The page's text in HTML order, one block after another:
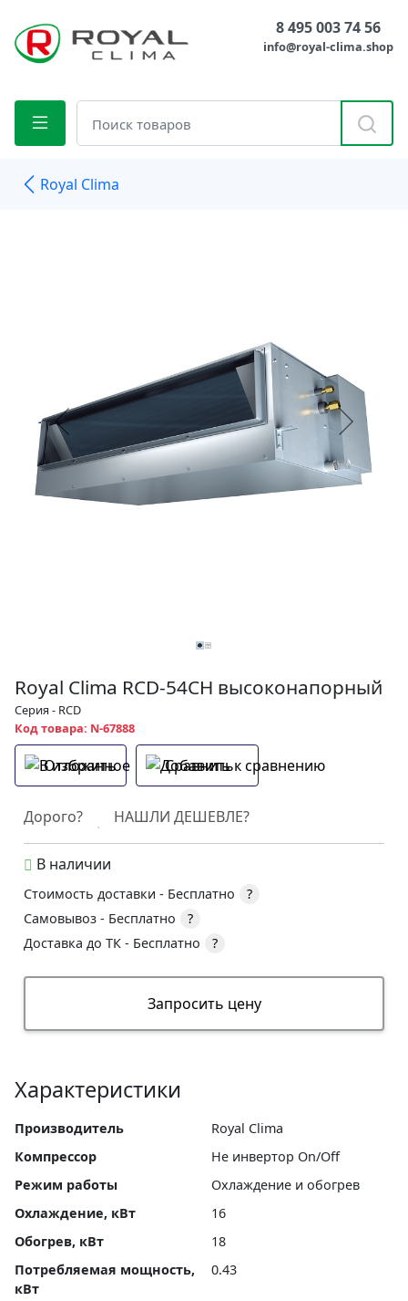
8 495 003 74 56
info@royal-clima.shop
Royal Clima
Royal Clima RCD-54CH высоконапорный
Серия - RCD
Код товара: N-67888
Отложить Сравнить
Дорого? НАШЛИ ДЕШЕВЛЕ?
В наличии
Стоимость доставки - Бесплатно
?
Самовывоз - Бесплатно
?
Доставка до ТК - Бесплатно ?
Запросить цену
Характеристики
Производитель
Royal Clima
Компрессор
Не инвертор On/Off
Режим работы
Охлаждение и обогрев
Охлаждение, кВт
16
Обогрев, кВт
18
Потребляемая мощность,
кВт
0.43